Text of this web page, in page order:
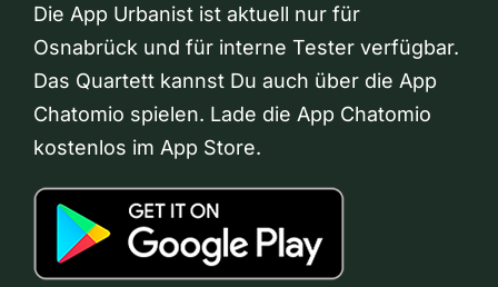
Die App Urbanist ist aktuell nur für
Osnabrück und für interne Tester verfügbar.
Das Quartett kannst Du auch über die App
Chatomio spielen. Lade die App Chatomio
kostenlos im App Store.